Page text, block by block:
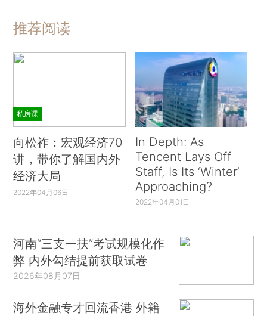
推荐阅读
私房课
向松祚：宏观经济70
讲，带你了解国内外
经济大局
2022年04月06日
In Depth: As
Tencent Lays Off
Staff, Is Its ‘Winter’
Approaching?
2022年04月01日
河南“三支一扶”考试规模化作
弊 内外勾结提前获取试卷
2026年08月07日
海外金融专才回流香港 外籍